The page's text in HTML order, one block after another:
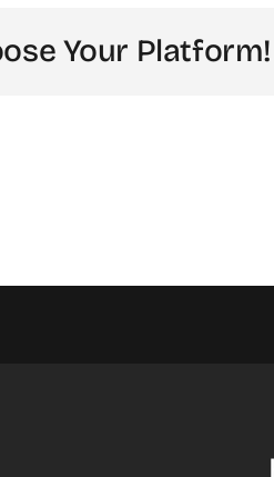
Your Platform!